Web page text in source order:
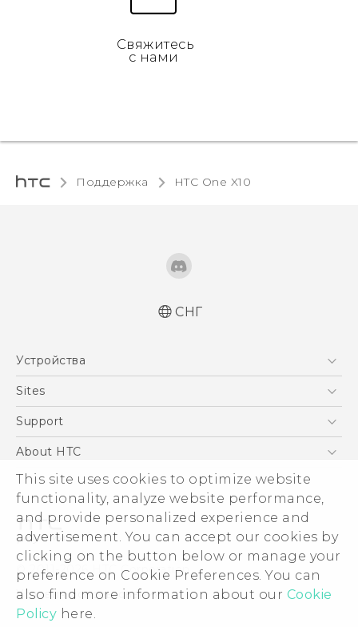
This site uses cookies to optimize website
functionality, analyze website performance,
and provide personalized experience and
advertisement. You can accept our cookies by
clicking on the button below or manage your
preference on Cookie Preferences. You can
also find more information about our Cookie
Policy here.
Свяжитесь
с нами
Поддержка HTC One X10‎
Русский - Руководство пользователя
Русский - Руководство по безопасности и
соответствию стандартам
Қазақ - жұмысты бастау нұсқаулығы
Қазақ - Пайдаланушы нұсқаулығы
ақпараты
English - Quick start guide
English - User manual
English - Safety and regulatory guide
СНГ
Устройства
5G
EXODUS
VIVE
Sites
HTC Dev
Support
ПОДДЕРЖКА
About HTC
ESG
Инвестирование
Политика конфиденциальности
Безопасность продуктов
Вакансии
Security and Privacy Whitepaper
© 2011-2026 HTC Corporation
Условия использования.